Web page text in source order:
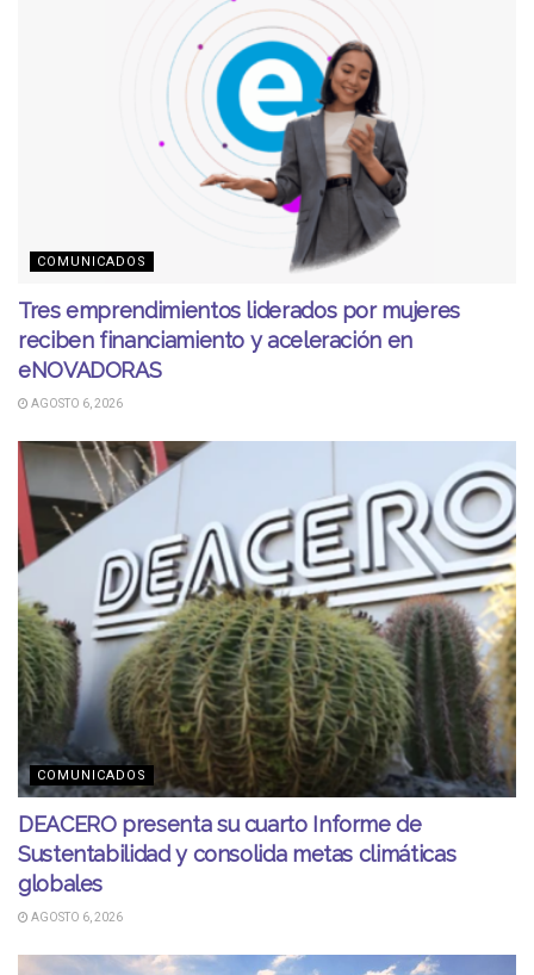
COMUNICADOS
Tres emprendimientos liderados por mujeres
reciben financiamiento y aceleración en
eNOVADORAS
AGOSTO 6, 2026
COMUNICADOS
DEACERO presenta su cuarto Informe de
Sustentabilidad y consolida metas climáticas
globales
AGOSTO 6, 2026